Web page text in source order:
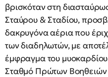
βρισκόταν στη
Σταύρου & Σταδίου,
δακρυγόνα αέρια που
των διαδηλωτών, με
έμφραγμα του
Σταθμό Πρώτων Βοηθειών